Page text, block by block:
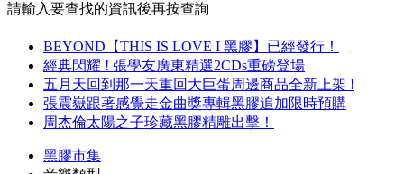
請輸入要查找的資訊後再按查詢
BEYOND【THIS IS LOVE I 黑膠】已經發行！
經典閃耀 ! 張學友廣東精選2CDs重磅登場
五月天回到那一天重回大巨蛋周邊商品全新上架 !
張震嶽跟著感覺走金曲獎專輯黑膠追加限時預購
周杰倫太陽之子珍藏黑膠精雕出擊！
黑膠市集